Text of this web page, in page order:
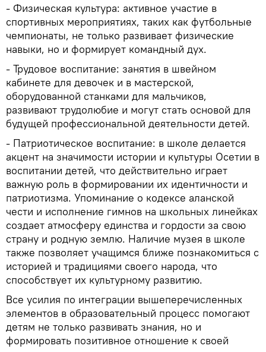
- Физическая культура: активное участие в
спортивных мероприятиях, таких как футбольные
чемпионаты, не только развивает физические
навыки, но и формирует командный дух.
- Трудовое воспитание: занятия в швейном
кабинете для девочек и в мастерской,
оборудованной станками для мальчиков,
развивают трудолюбие и могут стать основой для
будущей профессиональной деятельности детей.
- Патриотическое воспитание: в школе делается
акцент на значимости истории и культуры Осетии в
воспитании детей, что действительно играет
важную роль в формировании их идентичности и
патриотизма. Упоминание о кодексе аланской
чести и исполнение гимнов на школьных линейках
создает атмосферу единства и гордости за свою
страну и родную землю. Наличие музея в школе
также позволяет учащимся ближе познакомиться с
историей и традициями своего народа, что
способствует их культурному развитию.
Все усилия по интеграции вышеперечисленных
элементов в образовательный процесс помогают
детям не только развивать знания, но и
формировать позитивное отношение к своей